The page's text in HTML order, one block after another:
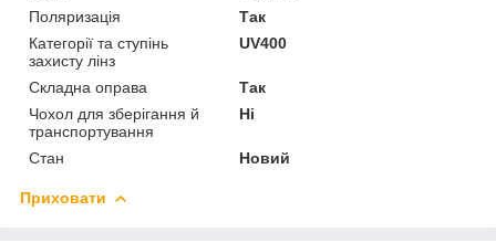
Поляризація
Так
Категорії та ступінь
захисту лінз
UV400
Складна оправа
Так
Чохол для зберігання й
транспортування
Ні
Стан Новий
Приховати